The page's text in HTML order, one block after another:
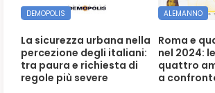
DEMOPOLIS
La sicurezza urbana nella
percezione degli italiani:
tra paura e richiesta di
regole più severe
ALEMANNO
Roma e
nel 2024:
quattro
a